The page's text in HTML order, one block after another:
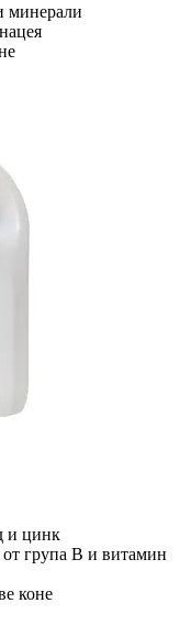
минерали
и цинк
група В и витамин
коне